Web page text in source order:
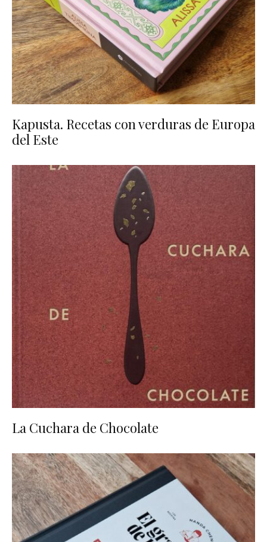
Kapusta. Recetas con verduras de Europa
del Este
La Cuchara de Chocolate